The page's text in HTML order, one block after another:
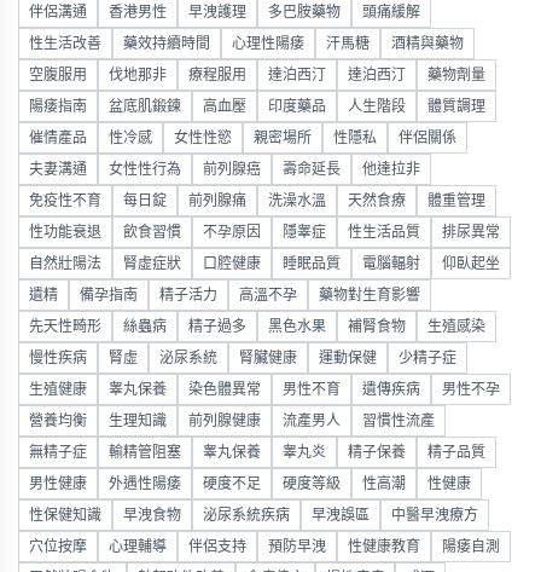
伴侶溝通 香港男性 早洩護理 多巴胺藥物 頭痛緩解
性生活改善 藥效持續時間 心理性陽痿 汗馬糖 酒精與藥物
空腹服用 伐地那非 療程服用 達泊西汀 達泊西汀 藥物劑量
陽痿指南 盆底肌鍛鍊 高血壓 印度藥品 人生階段 體質調理
催情產品 性冷感 女性性慾 親密場所 性隱私 伴侶關係
夫妻溝通 女性性行為 前列腺癌 壽命延長 他達拉非
免疫性不育 每日錠 前列腺痛 洗澡水溫 天然食療 體重管理
性功能衰退 飲食習慣 不孕原因 隱睾症 性生活品質 排尿異常
自然壯陽法 腎虛症狀 口腔健康 睡眠品質 電腦輻射 仰臥起坐
遺精 備孕指南 精子活力 高溫不孕 藥物對生育影響
先天性畸形 絲蟲病 精子過多 黑色水果 補腎食物 生殖感染
慢性疾病 腎虛 泌尿系統 腎臟健康 運動保健 少精子症
生殖健康 睾丸保養 染色體異常 男性不育 遺傳疾病 男性不孕
營養均衡 生理知識 前列腺健康 流產男人 習慣性流產
無精子症 輸精管阻塞 睾丸保養 睾丸炎 精子保養 精子品質
男性健康 外遇性陽痿 硬度不足 硬度等級 性高潮 性健康
性保健知識 早洩食物 泌尿系統疾病 早洩誤區 中醫早洩療方
穴位按摩 心理輔導 伴侶支持 預防早洩 性健康教育 陽痿自測